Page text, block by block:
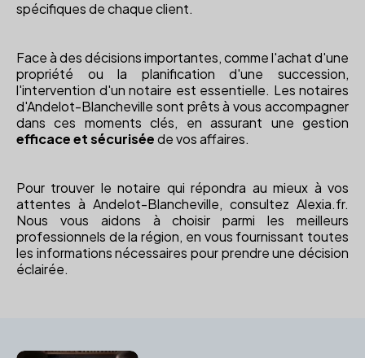
spécifiques de chaque client.
Face à des décisions importantes, comme l'achat d'une
propriété ou la planification d'une succession,
l'intervention d'un notaire est essentielle. Les notaires
d'Andelot-Blancheville sont prêts à vous accompagner
dans ces moments clés, en assurant une gestion
efficace et sécuriséede vos affaires.
Pour trouver le notaire qui répondra au mieux à vos
attentes à Andelot-Blancheville, consultez Alexia.fr.
Nous vous aidons à choisir parmi les meilleurs
professionnels de la région, en vous fournissant toutes
les informations nécessaires pour prendre une décision
éclairée.